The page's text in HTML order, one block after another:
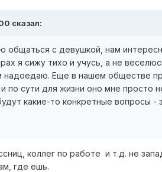
сказал:
общаться с девушкой, нам
я сижу тихо и учусь, а не
надоедаю. Еще в нашем обществе
по сути для жизни оно мне
какие-то конкретные вопросы -
коллег по работе и т.д. не
где ешь.